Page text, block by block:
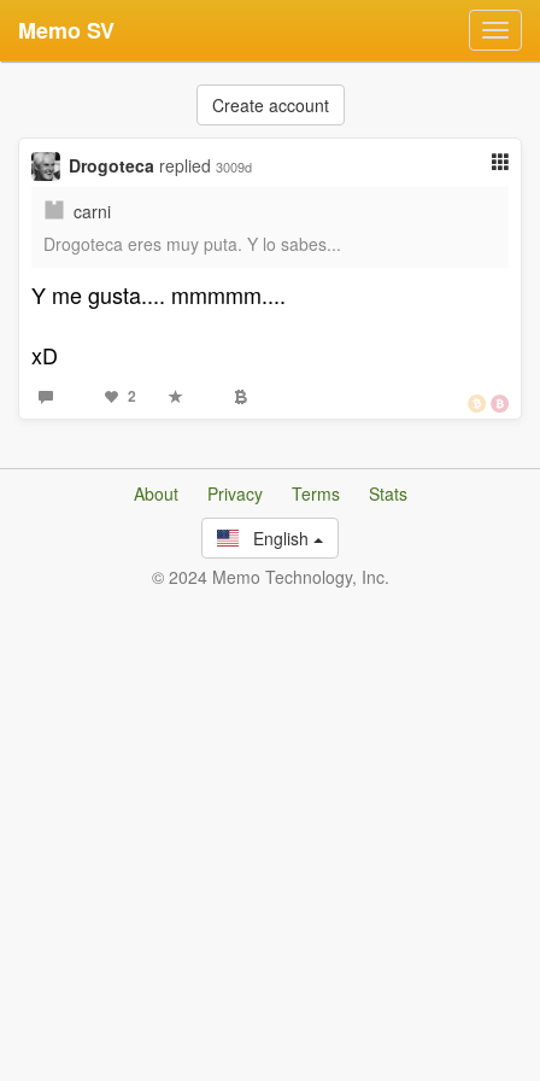
Memo SV
Create account
Drogoteca replied 3009d
carni
Drogoteca eres muy puta. Y lo sabes...
Y me gusta.... mmmmm....
xD
2
About Privacy Terms
Stats
English
© 2024 Memo Technology, Inc.